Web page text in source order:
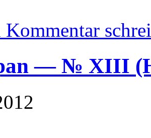
Kommentar
— № XIII